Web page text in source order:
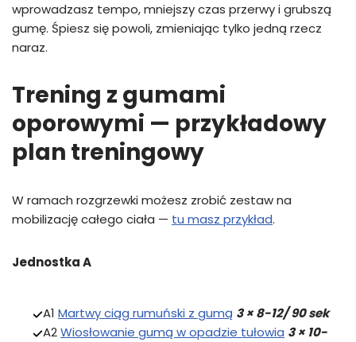
wprowadzasz tempo, mniejszy czas przerwy i grubszą
gumę. Śpiesz się powoli, zmieniając tylko jedną rzecz
naraz.
Trening z gumami
oporowymi — przykładowy
plan treningowy
W ramach rozgrzewki możesz zrobić zestaw na
mobilizację całego ciała — tu masz przykład.
Jednostka A
A1 Martwy ciąg rumuński z gumą 3 × 8-12/ 90 sek
A2Wiosłowanie gumą w opadzie tułowia 3 × 10-